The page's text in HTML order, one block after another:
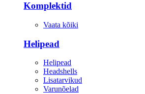
Komplektid
Vaata kõiki
Helipead
Helipead
Headshells
Lisatarvikud
Varunõelad